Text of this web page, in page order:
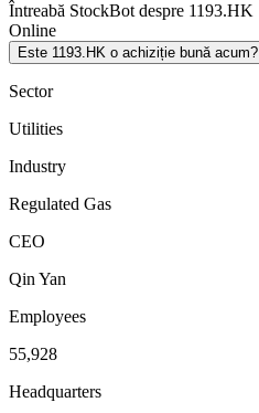
Întreabă StockBot despre 1193.HK
Online
Este 1193.HK o achiziție bună acum?
Sector
Utilities
Industry
Regulated Gas
CEO
Qin Yan
Employees
55,928
Headquarters